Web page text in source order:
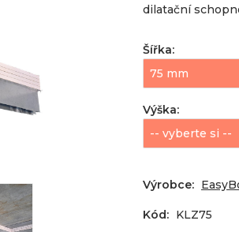
dilatační
Šířka:
Výška:
Výrobce:
Kód: KLZ75